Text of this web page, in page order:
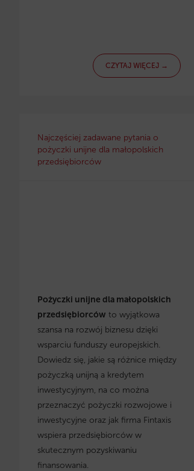
CZYTAJ WIĘCEJ →
Najczęściej zadawane pytania o
pożyczki unijne dla małopolskich
przedsiębiorców
Pożyczki unijne dla małopolskich
przedsiębiorców to wyjątkowa
szansa na rozwój biznesu dzięki
wsparciu funduszy europejskich.
Dowiedz się, jakie są różnice między
pożyczką unijną a kredytem
inwestycyjnym, na co można
przeznaczyć pożyczki rozwojowe i
inwestycyjne oraz jak firma Fintaxis
wspiera przedsiębiorców w
skutecznym pozyskiwaniu
finansowania.